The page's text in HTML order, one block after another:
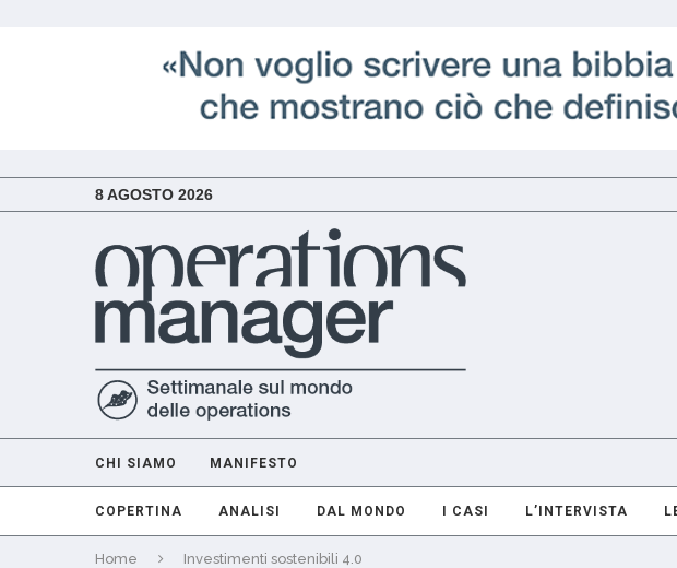
8 AGOSTO 2026
CHI SIAMO MANIFESTO
COPERTINA ANALISI DAL MONDO I CASI L’INTERVISTA
Home Investimenti sostenibili 4.0